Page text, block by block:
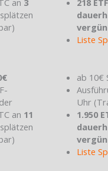
an 3
218
Liste
an 11
ab 10€
Uhr
1.950
Liste